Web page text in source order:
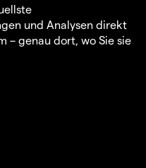
und Analysen direkt
– genau dort, wo Sie sie